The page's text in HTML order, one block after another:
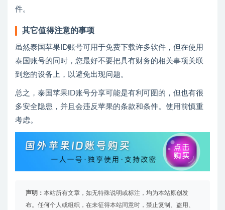
件。
其它值得注意的事项
虽然泰国苹果ID账号可用于免费下载许多软件，但在使用
泰国账号的同时，您最好不要把具有财务的相关事项关联
到您的设备上，以避免出现问题。
总之，泰国苹果ID账号分享可能是有利可图的，但也有很
多安全隐患，并且会违反苹果的条款和条件。使用前慎重
考虑。
声明： 本站所有文章，如无特殊说明或标注，均为本站原创发
布。任何个人或组织，在未征得本站同意时，禁止复制、盗用、